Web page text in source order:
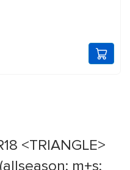
<TRIANGLE>
m+s;